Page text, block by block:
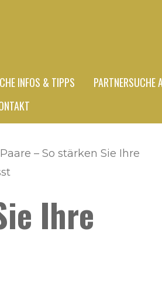
INFOS & TIPPS
PARTNERSUCHE
– So stärken Sie Ihre
Ihre